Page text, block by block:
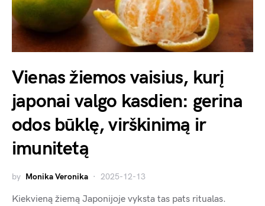
Vienas žiemos vaisius, kurį
japonai valgo kasdien: gerina
odos būklę, virškinimą ir
imunitetą
by Monika Veronika 2025-12-13
Kiekvieną žiemą Japonijoje vyksta tas pats ritualas.